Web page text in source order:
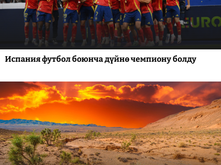
Испания футбол боюнча дүйнө чемпиону болду